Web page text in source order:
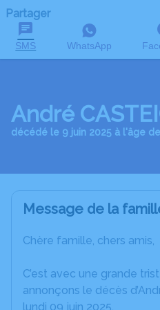
Partager
SMS WhatsApp
André
décédé le 9 juin 2025 à l'âge
Message de la
Chère famille, chers amis,
C’est avec une grande
annonçons le décès
lundi 09 juin 2025.